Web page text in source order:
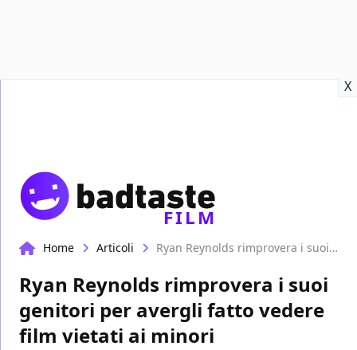
X
FILM
Home Articoli Ryan Reynolds rimprovera i suoi genitori per avergli fatto vedere film vietati ai minori
Ryan Reynolds rimprovera i suoi
genitori per avergli fatto vedere
film vietati ai minori